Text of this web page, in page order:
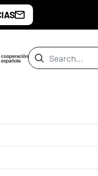
Search Bar